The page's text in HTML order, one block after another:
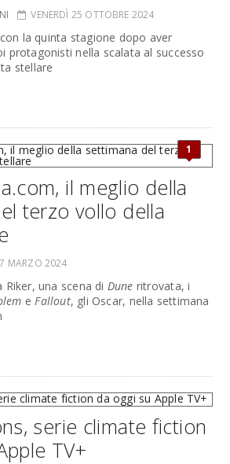
VENERDÌ 25 OTTOBRE 2024
la quinta stagione dopo aver
protagonisti nella scalata al successo
stellare
1
il meglio della
terzo vollo della
MARZO 2024
una scena di Dune ritrovata, i
eFallout, gli Oscar, nella settimana
serie climate fiction
TV+